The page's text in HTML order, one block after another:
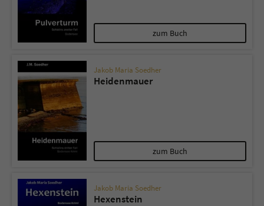
zum Buch
Jakob Maria Soedher
Heidenmauer
zum Buch
Jakob Maria Soedher
Hexenstein